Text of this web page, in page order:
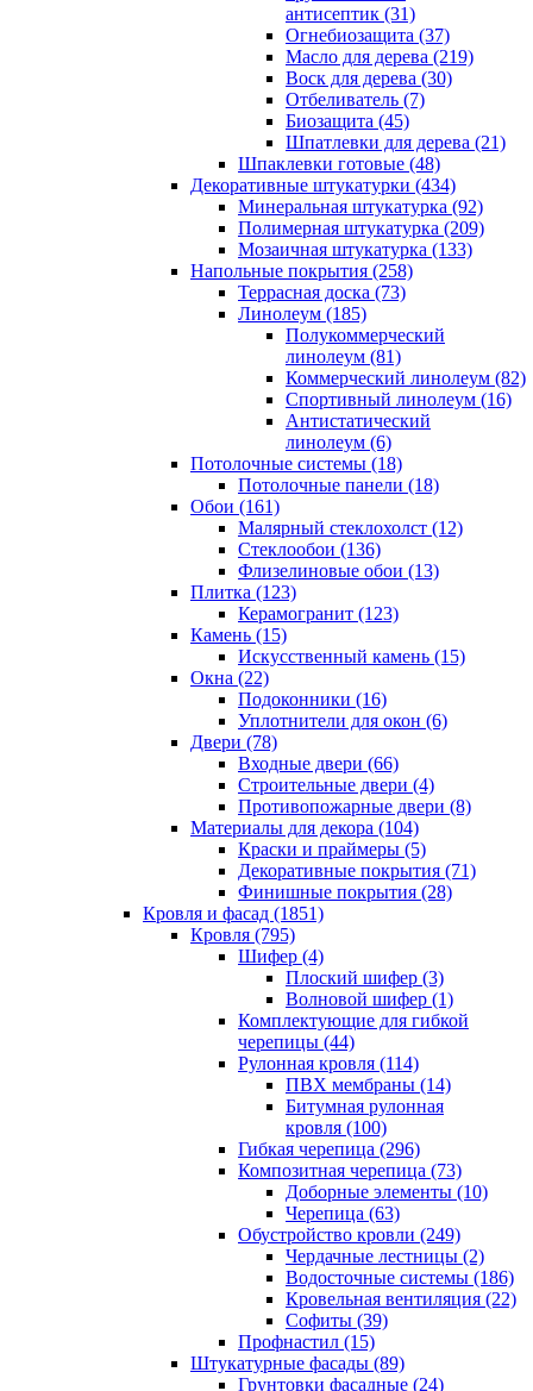
антисептик (31)
Огнебиозащита (37)
Масло для дерева (219)
Воск для дерева (30)
Отбеливатель (7)
Биозащита (45)
Шпатлевки для дерева (21)
Шпаклевки готовые (48)
Декоративные штукатурки (434)
Минеральная штукатурка (92)
Полимерная штукатурка (209)
Мозаичная штукатурка (133)
Напольные покрытия (258)
Террасная доска (73)
Линолеум (185)
Полукоммерческий
линолеум (81)
Коммерческий линолеум (82)
Спортивный линолеум (16)
Антистатический
линолеум (6)
Потолочные системы (18)
Потолочные панели (18)
Обои (161)
Малярный стеклохолст (12)
Стеклообои (136)
Флизелиновые обои (13)
Плитка (123)
Керамогранит (123)
Камень (15)
Искусственный камень (15)
Окна (22)
Подоконники (16)
Уплотнители для окон (6)
Двери (78)
Входные двери (66)
Строительные двери (4)
Противопожарные двери (8)
Материалы для декора (104)
Краски и праймеры (5)
Декоративные покрытия (71)
Финишные покрытия (28)
Кровля и фасад (1851)
Кровля (795)
Шифер (4)
Плоский шифер (3)
Волновой шифер (1)
Комплектующие для гибкой
черепицы (44)
Рулонная кровля (114)
ПВХ мембраны (14)
Битумная рулонная
кровля (100)
Гибкая черепица (296)
Композитная черепица (73)
Доборные элементы (10)
Черепица (63)
Обустройство кровли (249)
Чердачные лестницы (2)
Водосточные системы (186)
Кровельная вентиляция (22)
Cофиты (39)
Профнастил (15)
Штукатурные фасады (89)
Грунтовки фасадные (24)